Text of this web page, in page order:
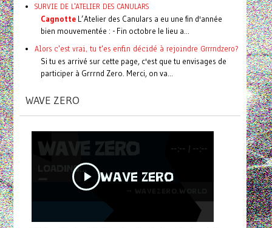
SURVIE DE L'ATELIER DES CANULARS
CagnotteL’Atelier des Canulars a eu une fin d'année
bien mouvementée : - Fin octobre le lieu a...
Alors c'est vrai, tu t'es enfin décidé à rejoindre Grrrndzero?
Si tu es arrivé sur cette page, c'est que tu envisages de
participer à Grrrnd Zero. Merci, on va...
WAVE ZERO